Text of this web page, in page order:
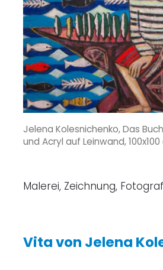
Jelena Kolesnichenko, Das
und Acryl auf Leinwand,
Malerei, Zeichnung,
Vita von Jelena